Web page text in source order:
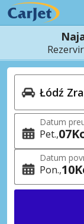
Datum
Pet. 07
Datum
Pon. 10